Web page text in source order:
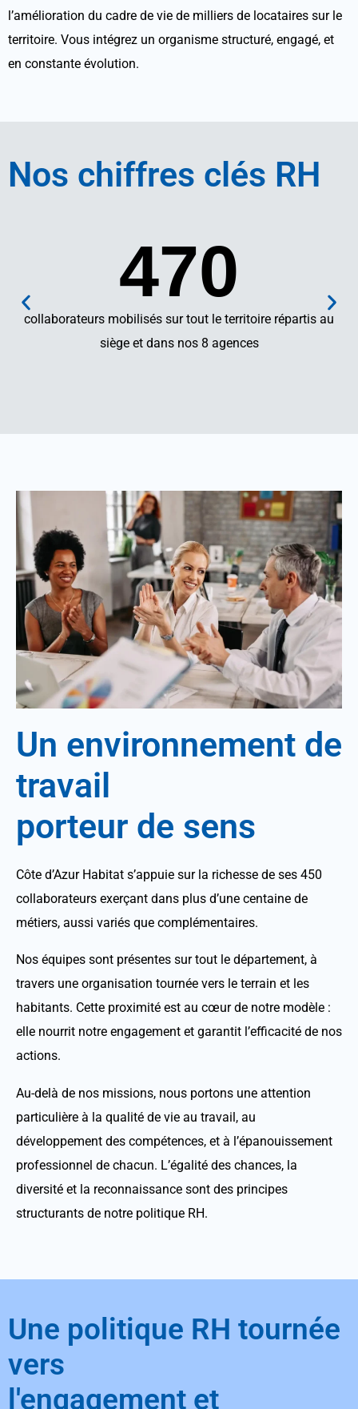
l’amélioration du cadre de vie de milliers de locataires sur le
territoire. Vous intégrez un organisme structuré, engagé, et
en constante évolution.
Nos chiffres clés RH
470
collaborateurs mobilisés sur tout le territoire répartis au
siège et dans nos 8 agences
Un environnement de
travail
porteur de sens
Côte d’Azur Habitat s’appuie sur la richesse de ses 450
collaborateurs exerçant dans plus d’une centaine de
métiers, aussi variés que complémentaires.
Nos équipes sont présentes sur tout le département, à
travers une organisation tournée vers le terrain et les
habitants. Cette proximité est au cœur de notre modèle :
elle nourrit notre engagement et garantit l’efficacité de nos
actions.
Au-delà de nos missions, nous portons une attention
particulière à la qualité de vie au travail, au
développement des compétences, et à l’épanouissement
professionnel de chacun. L’égalité des chances, la
diversité et la reconnaissance sont des principes
structurants de notre politique RH.
Une politique RH tournée
vers
l'engagement et